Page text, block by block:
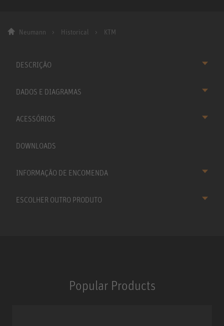
Neumann Historical KTM
DESCRIÇÃO
DADOS E DIAGRAMAS
ACESSÓRIOS
DOWNLOADS
INFORMAÇÃO DE ENCOMENDA
ESCOLHER OUTRO PRODUTO
Popular Products